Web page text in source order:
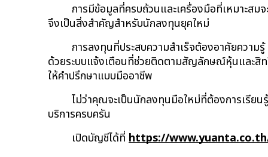
การมีข้อมูลที่ครบถ้วนและเครื่องมือที่เหมาะสม
จึงเป็นสิ่งสำคัญสำหรับนักลงทุนยุคใหม่
การลงทุนที่ประสบความสำเร็จต้องอาศัยความ
ด้วยระบบแจ้งเตือนที่ช่วยติดตามสัญลักษณ์หุ้นและสิ
ให้คำปรึกษาแบบมืออาชีพ
ไม่ว่าคุณจะเป็นนักลงทุนมือใหม่ที่ต้องการเรีย
บริการครบครัน
เปิดบัญชีได้ที่ https://